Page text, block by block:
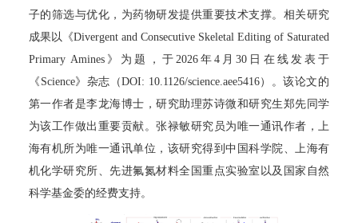
子的筛选与优化，为药物研发提供重要技术支撑。相关研究
成果以《Divergent and Consecutive Skeletal Editing of Saturated
Primary Amines》为题，于2026年4月30日在线发表于
《Science》杂志（DOI: 10.1126/science.aee5416）。该论文的
第一作者是李龙海博士，研究助理苏诗微和研究生郑先同学
为该工作做出重要贡献。张禄敏研究员为唯一通讯作者，上
海有机所为唯一通讯单位，该研究得到中国科学院、上海有
机化学研究所、先进氟氮材料全国重点实验室以及国家自然
科学基金委的经费支持。